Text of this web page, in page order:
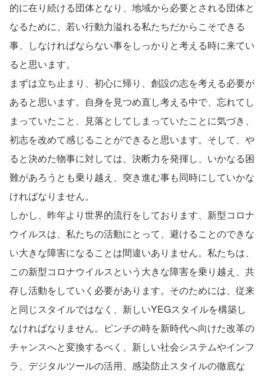
的に在り続ける団体となり、地域から必要とされる団体と
なるために、若い行動力溢れる私たちだからこそできる
事、しなければならない事をしっかりと考える時に来てい
ると思います。
まずは立ち止まり、初心に帰り、創設の志を考える必要が
あると思います。自身を見つめ直し考える中で、忘れてし
まっていたこと、見落としてしまっていたことに気づき、
初志を改めて感じることができると思います。そして、や
ると決めた物事に対しては、決断力を発揮し、いかなる困
難があろうとも乗り越え、突き進む事も同時にしていかな
ければなりません。
しかし、昨年より世界的流行をしております、新型コロナ
ウイルスは、私たちの活動にとって、避けることのできな
い大きな障害になることは間違いありません。私たちは、
この新型コロナウイルスという大きな障害を乗り越え、共
存し活動をしていく必要があります。そのためには、従来
と同じスタイルではなく、新しいYEGスタイルを構築し
なければなりません。ピンチの時を新時代へ向けた改革の
チャンスへと変換するべく、新しい社会システムやインフ
ラ、デジタルツールの活用、感染防止スタイルの徹底な